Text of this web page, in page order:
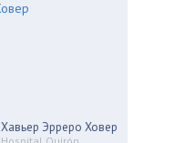
Хавьер Эрреро Ховер